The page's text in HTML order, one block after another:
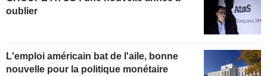
oublier
L'emploi américain bat de l'aile, bonne
nouvelle pour la politique monétaire